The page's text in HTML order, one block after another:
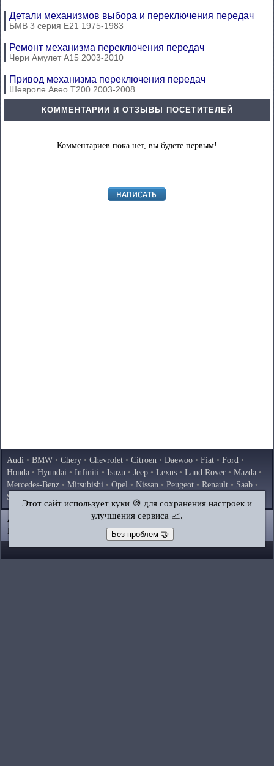
Детали механизмов выбора и переключения передач
БМВ 3 серия Е21 1975-1983
Ремонт механизма переключения передач
Чери Амулет А15 2003-2010
Привод механизма переключения передач
Шевроле Авео Т200 2003-2008
КОММЕНТАРИИ И ОТЗЫВЫ ПОСЕТИТЕЛЕЙ
Комментариев пока нет, вы будете первым!
Audi • BMW • Chery • Chevrolet • Citroen • Daewoo • Fiat • Ford •
Honda • Hyundai • Infiniti • Isuzu • Jeep • Lexus • Land Rover • Mazda •
Mercedes-Benz • Mitsubishi • Opel • Nissan • Peugeot • Renault • Saab •
Skoda
Volkswagen
AutoInstruction.ru © 2020–2026|Полная версия
Карта сайта
Контакты|Поиск по сайту
Этот сайт использует куки 🍪 для сохранения настроек и
улучшения сервиса 📈.
Без проблем 🤝